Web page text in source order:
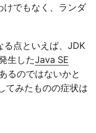
けでもなく、ランダ
る点といえば、JDK
生したJava SE
るのではないかと
てみたものの症状は